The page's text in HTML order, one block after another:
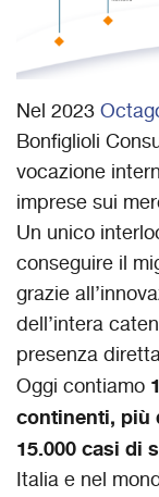
Nel 2023
Bonfiglioli
vocazione
imprese sui
Un unico
conseguire il
grazie
dell’intera
presenza
Oggi contiamo
continenti, più
15.000 casi di
Italia e nel